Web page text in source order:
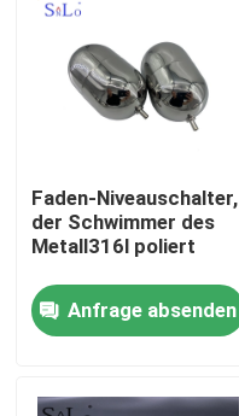
Faden-Niveauschalter,
der Schwimmer des
Metall316l poliert
Anfrage absenden